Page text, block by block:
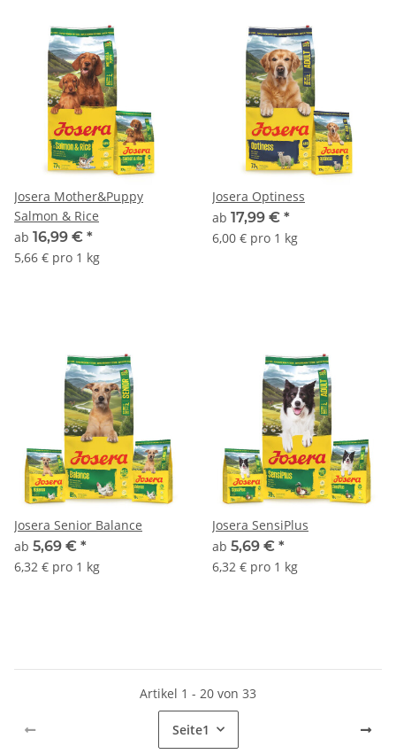
Josera Mother&Puppy
Salmon & Rice
ab 16,99 € *
5,66 € pro 1 kg
Josera Optiness
ab 17,99 € *
6,00 € pro 1 kg
Josera Senior Balance
ab 5,69 € *
6,32 € pro 1 kg
Josera SensiPlus
ab 5,69 € *
6,32 € pro 1 kg
Artikel 1 - 20 von 33
Seite1